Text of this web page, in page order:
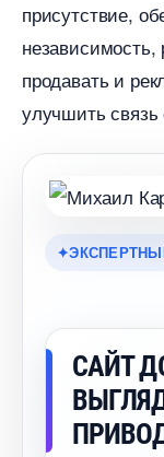
присутствие,
продавать и
улучшить
САЙТ